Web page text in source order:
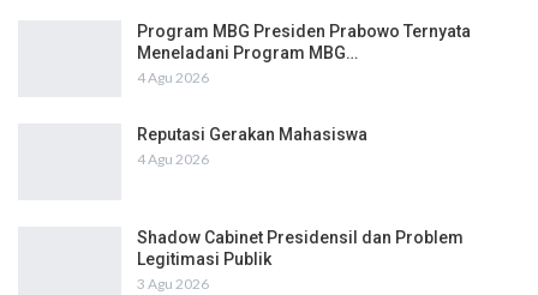
Program MBG Presiden Prabowo Ternyata
Meneladani Program MBG…
4 Agu 2026
Reputasi Gerakan Mahasiswa
4 Agu 2026
Shadow Cabinet Presidensil dan Problem
Legitimasi Publik
3 Agu 2026